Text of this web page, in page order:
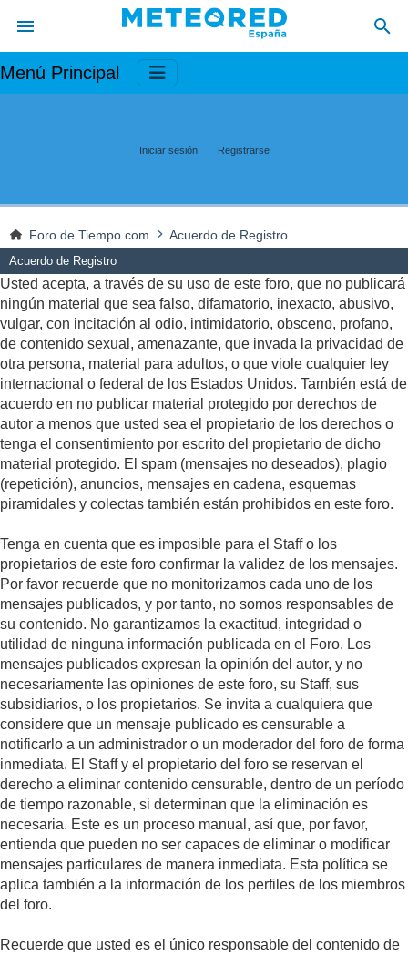
Menú Principal
Iniciar sesión Registrarse
Foro de Tiempo.com Acuerdo de Registro
Acuerdo de Registro
Usted acepta, a través de su uso de este foro, que no publicará
ningún material que sea falso, difamatorio, inexacto, abusivo,
vulgar, con incitación al odio, intimidatorio, obsceno, profano,
de contenido sexual, amenazante, que invada la privacidad de
otra persona, material para adultos, o que viole cualquier ley
internacional o federal de los Estados Unidos. También está de
acuerdo en no publicar material protegido por derechos de
autor a menos que usted sea el propietario de los derechos o
tenga el consentimiento por escrito del propietario de dicho
material protegido. El spam (mensajes no deseados), plagio
(repetición), anuncios, mensajes en cadena, esquemas
piramidales y colectas también están prohibidos en este foro.
Tenga en cuenta que es imposible para el Staff o los
propietarios de este foro confirmar la validez de los mensajes.
Por favor recuerde que no monitorizamos cada uno de los
mensajes publicados, y por tanto, no somos responsables de
su contenido. No garantizamos la exactitud, integridad o
utilidad de ninguna información publicada en el Foro. Los
mensajes publicados expresan la opinión del autor, y no
necesariamente las opiniones de este foro, su Staff, sus
subsidiarios, o los propietarios. Se invita a cualquiera que
considere que un mensaje publicado es censurable a
notificarlo a un administrador o un moderador del foro de forma
inmediata. El Staff y el propietario del foro se reservan el
derecho a eliminar contenido censurable, dentro de un período
de tiempo razonable, si determinan que la eliminación es
necesaria. Este es un proceso manual, así que, por favor,
entienda que pueden no ser capaces de eliminar o modificar
mensajes particulares de manera inmediata. Esta política se
aplica también a la información de los perfiles de los miembros
del foro.
Recuerde que usted es el único responsable del contenido de